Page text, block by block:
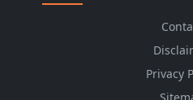
Privacy